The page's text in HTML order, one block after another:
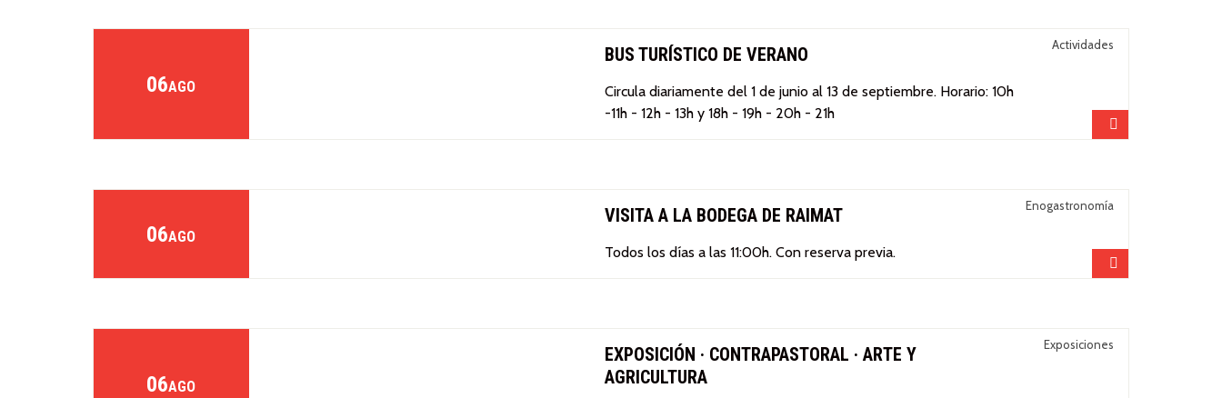
06AGO
BUS TURÍSTICO DE VERANO
Circula diariamente del 1 de junio al 13 de septiembre. Horario: 10h
-11h - 12h - 13h y 18h - 19h - 20h - 21h
Actividades
Compartir
06AGO
VISITA A LA BODEGA DE RAIMAT
Todos los días a las 11:00h. Con reserva previa.
Enogastronomía
Compartir
06AGO
EXPOSICIÓN · CONTRAPASTORAL · ARTE Y
AGRICULTURA
Exposiciones